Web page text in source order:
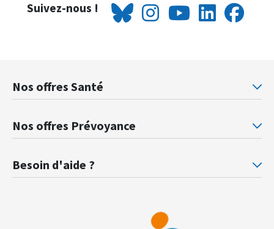
Suivez-nous !
Nos offres Santé
Mutuelle santé Retraités justice
Nos offres Prévoyance
Besoin d'aide ?